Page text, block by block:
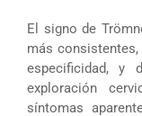
El signo de
más
especificidad, y
exploración
síntomas